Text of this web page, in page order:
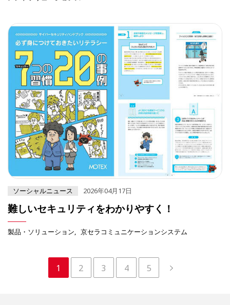
ソーシャルニュース 2026年04月17日
難しいセキュリティをわかりやすく！
製品・ソリューション 京セラコミュニケーションシステム
1 2 3 4 5